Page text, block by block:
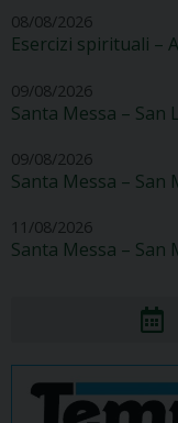
08/08/2026
Esercizi spirituali –
09/08/2026
Santa Messa – San
09/08/2026
Santa Messa – San
11/08/2026
Santa Messa –